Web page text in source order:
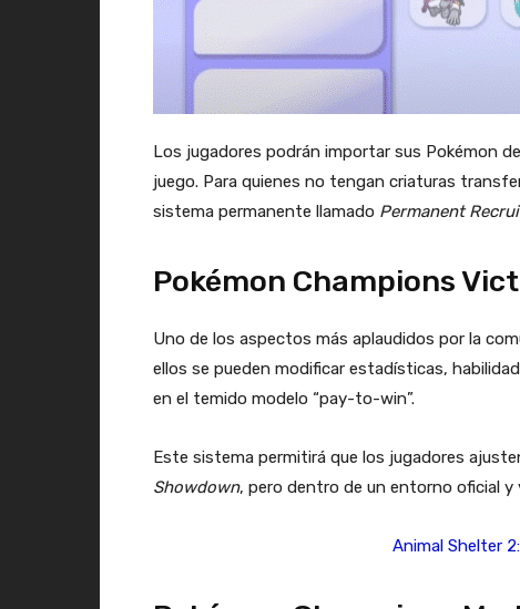
Los jugadores podrán importar sus Pokémon
juego. Para quienes no tengan criaturas
sistema permanente llamado Permanent
Pokémon Champions
Uno de los aspectos más aplaudidos por la
ellos se pueden modificar estadísticas,
en el temido modelo “pay-to-win”.
Este sistema permitirá que los jugadores
Showdown, pero dentro de un entorno oficial
Animal Shelter